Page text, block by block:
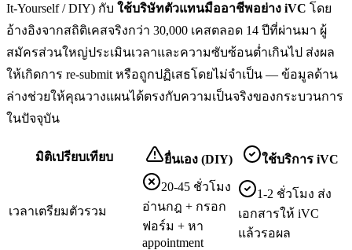
It-Yourself / DIY) กับ ใช้บริษัทตัวแทนมืออาชีพอย่าง iVC โดย
อ้างอิงจากสถิติเคสจริงกว่า 30,000 เคสตลอด 14 ปีที่ผ่านมา ผู้
สมัครส่วนใหญ่ประเมินเวลาและความซับซ้อนต่ำเกินไป ส่งผล
ให้เกิดการ re-submit หรือถูกปฏิเสธโดยไม่จำเป็น — ข้อมูลด้าน
ล่างช่วยให้คุณวางแผนได้ตรงกับความเป็นจริงของกระบวนการ
ในปัจจุบัน
มิติเปรียบเทียบ ยื่นเอง (DIY) ใช้บริการ iVC
เวลาเตรียมตัวรวม
20-45 ชั่วโมง
อ่านกฎ + กรอก
ฟอร์ม + หา
appointment
1-2 ชั่วโมง ส่ง
เอกสารให้ iVC
แล้วรอผล